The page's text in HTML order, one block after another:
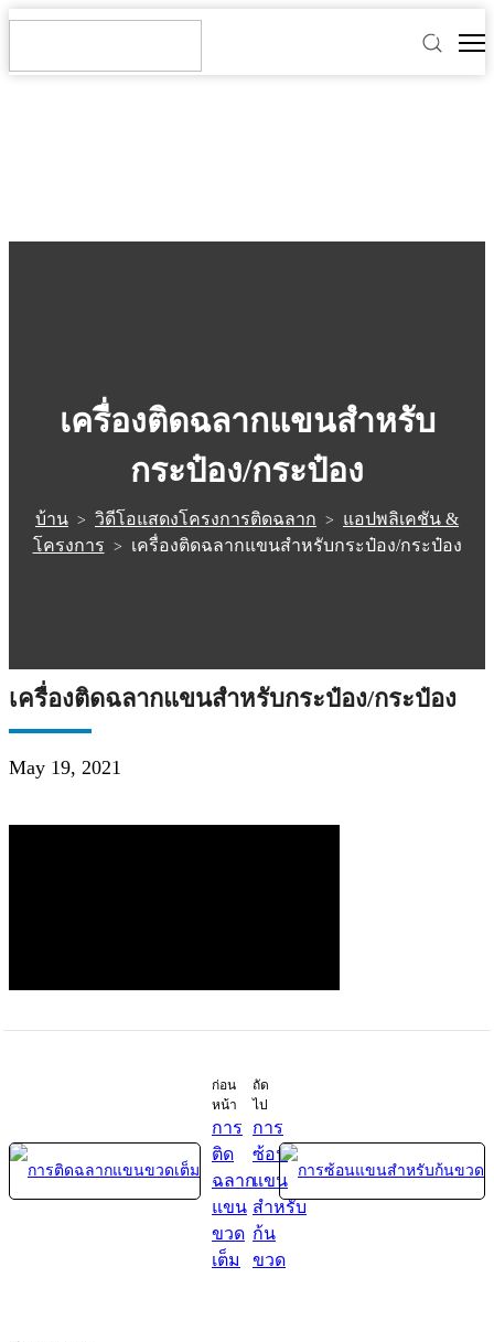
เครื่องติดฉลากแขนสำหรับ
กระป๋อง/กระป๋อง
บ้าน > วิดีโอแสดงโครงการติดฉลาก > แอปพลิเคชัน &
โครงการ > เครื่องติดฉลากแขนสำหรับกระป๋อง/กระป๋อง
เครื่องติดฉลากแขนสำหรับกระป๋อง/กระป๋อง
May 19, 2021
ก่อน
หน้า
การ
ติด
ฉลาก
แขน
ขวด
เต็ม
ถัด
ไป
การ
ซ้อน
แขน
สำหรับ
ก้น
ขวด